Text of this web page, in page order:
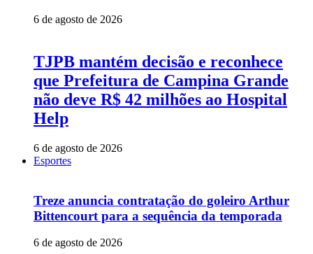
6 de agosto de 2026
TJPB mantém decisão e reconhece
que Prefeitura de Campina Grande
não deve R$ 42 milhões ao Hospital
Help
6 de agosto de 2026
Esportes
Treze anuncia contratação do goleiro Arthur
Bittencourt para a sequência da temporada
6 de agosto de 2026